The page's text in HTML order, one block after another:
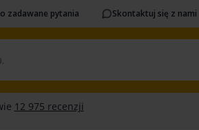
zadawane pytania Skontaktuj się z nami